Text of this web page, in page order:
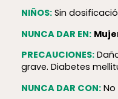
NIÑOS:Sin
NUNCA DAR EN:
PRECAUCIONES:
grave. Diabetes
NUNCA DAR CON:No